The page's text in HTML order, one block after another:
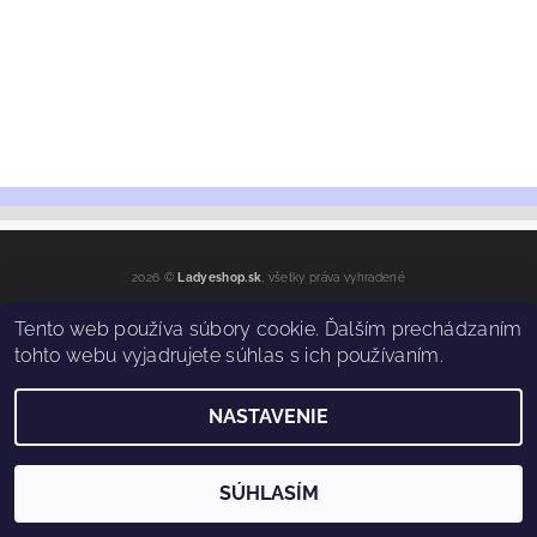
2026 © Ladyeshop.sk , všetky práva vyhradené
Vytvoril Shoptet
Tento web používa súbory cookie. Ďalším prechádzaním
tohto webu vyjadrujete súhlas s ich používaním.
NASTAVENIE
SÚHLASÍM